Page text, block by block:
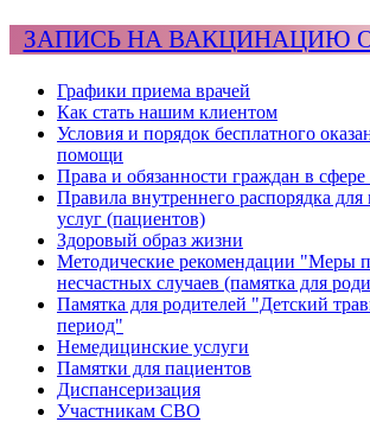
ЗАПИСЬ НА ВАКЦИНАЦИЮ
Графики приема врачей
Как стать нашим клиентом
Условия и порядок бесплатного
помощи
Права и обязанности граждан в
Правила внутреннего распорядка для
услуг (пациентов)
Здоровый образ жизни
Методические рекомендации "Меры
несчастных случаев (памятка для
Памятка для родителей "Детский
период"
Немедицинские услуги
Памятки для пациентов
Диспансеризация
Участникам СВО